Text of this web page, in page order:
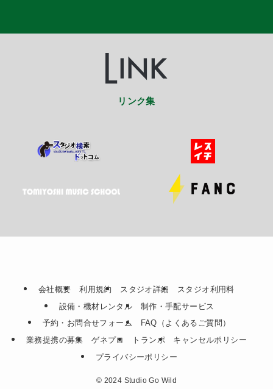
リンク集
会社概要 利用規約 スタジオ詳細
スタジオ利用料
設備・機材レンタル
制作・手配サービス
予約・お問合せフォーム
FAQ（よくあるご質問）
業務提携の募集
ゲネプロ トランポ
キャンセルポリシー
プライバシーポリシー
© 2024 Studio Go Wild